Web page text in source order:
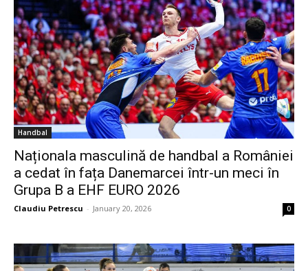
Handbal
Naționala masculină de handbal a României
a cedat în fața Danemarcei într-un meci în
Grupa B a EHF EURO 2026
Claudiu Petrescu - January 20, 2026 0